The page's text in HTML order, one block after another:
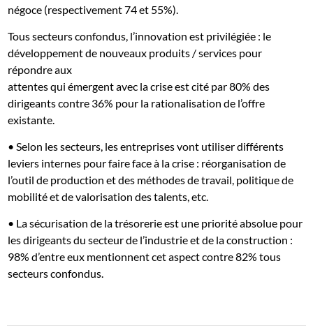
négoce (respectivement 74 et 55%).
Tous secteurs confondus, l’innovation est privilégiée : le
développement de nouveaux produits / services pour
répondre aux
attentes qui émergent avec la crise est cité par 80% des
dirigeants contre 36% pour la rationalisation de l’offre
existante.
• Selon les secteurs, les entreprises vont utiliser différents
leviers internes pour faire face à la crise : réorganisation de
l’outil de production et des méthodes de travail, politique de
mobilité et de valorisation des talents, etc.
• La sécurisation de la trésorerie est une priorité absolue pour
les dirigeants du secteur de l’industrie et de la construction :
98% d’entre eux mentionnent cet aspect contre 82% tous
secteurs confondus.